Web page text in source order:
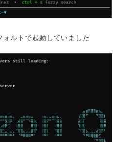
ルトで起動していました